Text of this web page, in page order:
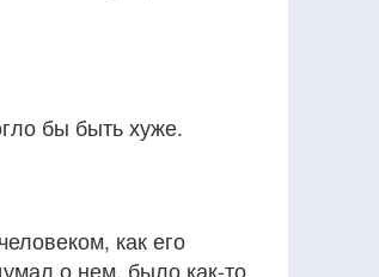
бы быть хуже.
как его
о нем, было как-то